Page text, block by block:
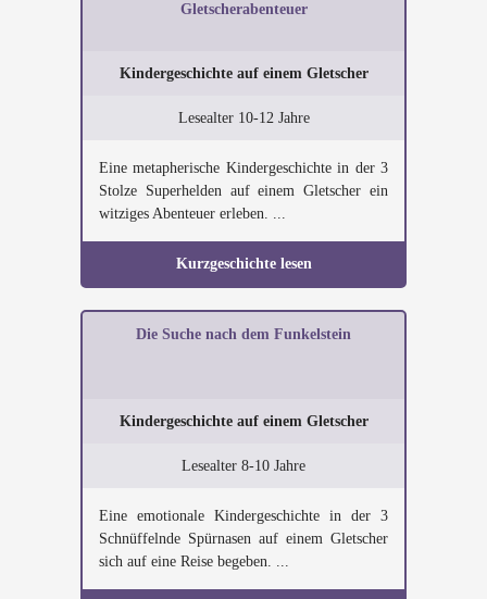
Gletscherabenteuer
Kindergeschichte auf einem Gletscher
Lesealter 10-12 Jahre
Eine metapherische Kindergeschichte in der 3
Stolze Superhelden auf einem Gletscher ein
witziges Abenteuer erleben. ...
Kurzgeschichte lesen
Die Suche nach dem Funkelstein
Kindergeschichte auf einem Gletscher
Lesealter 8-10 Jahre
Eine emotionale Kindergeschichte in der 3
Schnüffelnde Spürnasen auf einem Gletscher
sich auf eine Reise begeben. ...